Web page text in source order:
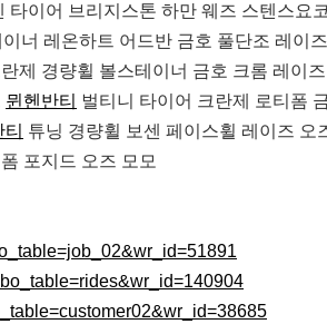
타이어 브리지스톤 하만 웨즈 스텐스요
너 레온하트 어드반 금호 풀단조 레이
제 경량휠 볼스테이너 금호 크롬 레이
뮌헨반티
벌티니 타이어 크란제 로티폼
튜닝 경량휠 보센 페이스휠 레이즈 오
포지드 오즈 모모